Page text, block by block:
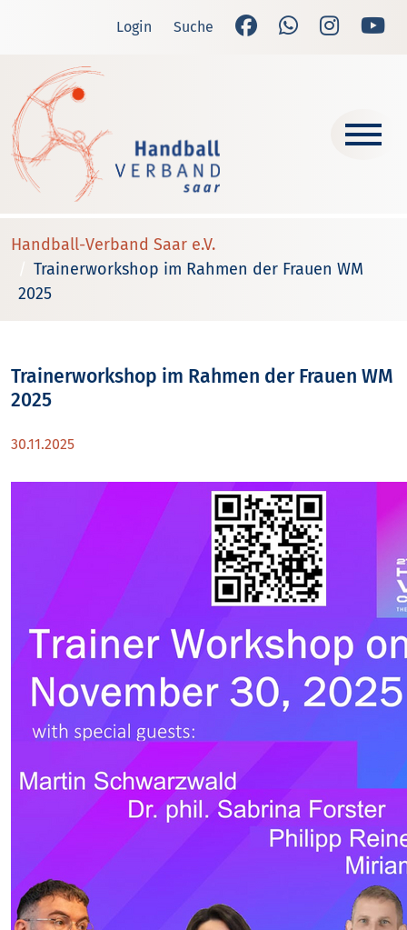
Login Suche
Handball-Verband Saar e.V.
Trainerworkshop im Rahmen der Frauen WM
2025
Trainerworkshop im Rahmen der Frauen WM
2025
30.11.2025